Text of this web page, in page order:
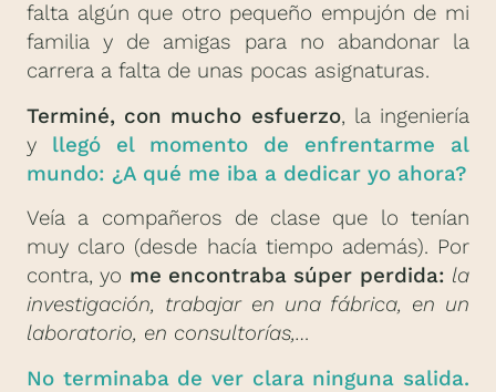
falta algún que otro pequeño empujón de mi
familia y de amigas para no abandonar la
carrera a falta de unas pocas asignaturas.
Terminé, con mucho esfuerzo, la ingeniería
y llegó el momento de enfrentarme al
mundo: ¿A qué me iba a dedicar yo ahora?
Veía a compañeros de clase que lo tenían
muy claro (desde hacía tiempo además). Por
contra, yo me encontraba súper perdida: la
investigación, trabajar en una fábrica, en un
laboratorio, en consultorías,…
No terminaba de ver clara ninguna salida.